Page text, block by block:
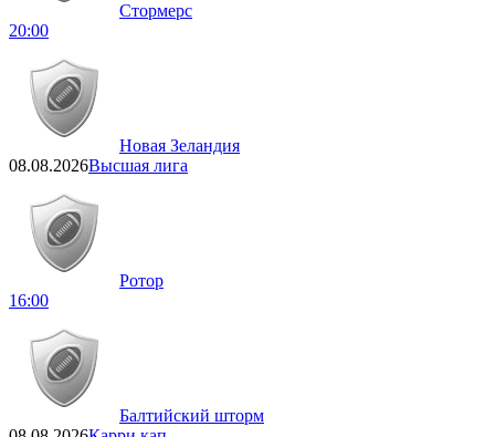
Стормерс
20:00
Новая Зеландия
08.08.2026Высшая лига
Ротор
16:00
Балтийский шторм